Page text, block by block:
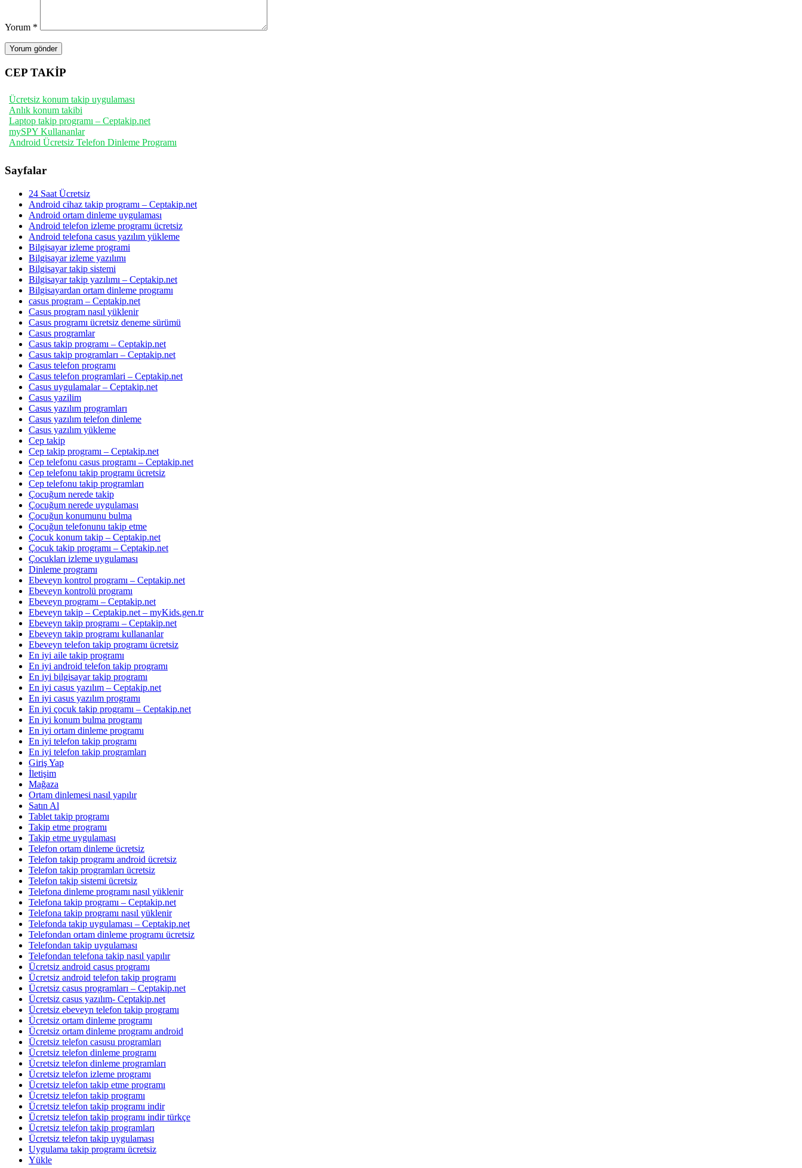
Yorum *
CEP TAKİP
Ücretsiz konum takip uygulaması
Anlık konum takibi
Laptop takip programı – Ceptakip.net
mySPY Kullananlar
Android Ücretsiz Telefon Dinleme Programı
Sayfalar
24 Saat Ücretsiz
Android cihaz takip programı – Ceptakip.net
Android ortam dinleme uygulaması
Android telefon izleme programı ücretsiz
Android telefona casus yazılım yükleme
Bilgisayar izleme programi
Bilgisayar izleme yazılımı
Bilgisayar takip sistemi
Bilgisayar takip yazılımı – Ceptakip.net
Bilgisayardan ortam dinleme programı
casus program – Ceptakip.net
Casus program nasıl yüklenir
Casus programı ücretsiz deneme sürümü
Casus programlar
Casus takip programı – Ceptakip.net
Casus takip programları – Ceptakip.net
Casus telefon programı
Casus telefon programlari – Ceptakip.net
Casus uygulamalar – Ceptakip.net
Casus yazilim
Casus yazılım programları
Casus yazılım telefon dinleme
Casus yazılım yükleme
Cep takip
Cep takip programı – Ceptakip.net
Cep telefonu casus programı – Ceptakip.net
Cep telefonu takip programı ücretsiz
Cep telefonu takip programları
Çocuğum nerede takip
Çocuğum nerede uygulaması
Çocuğun konumunu bulma
Çocuğun telefonunu takip etme
Çocuk konum takip – Ceptakip.net
Çocuk takip programı – Ceptakip.net
Çocukları izleme uygulaması
Dinleme programı
Ebeveyn kontrol programı – Ceptakip.net
Ebeveyn kontrolü programı
Ebeveyn programı – Ceptakip.net
Ebeveyn takip – Ceptakip.net – myKids.gen.tr
Ebeveyn takip programı – Ceptakip.net
Ebeveyn takip programı kullananlar
Ebeveyn telefon takip programı ücretsiz
En iyi aile takip programı
En iyi android telefon takip programı
En iyi bilgisayar takip programı
En iyi casus yazılım – Ceptakip.net
En iyi casus yazılım programı
En iyi çocuk takip programı – Ceptakip.net
En iyi konum bulma programı
En iyi ortam dinleme programı
En iyi telefon takip programı
En iyi telefon takip programları
Giriş Yap
İletişim
Mağaza
Ortam dinlemesi nasıl yapılır
Satın Al
Tablet takip programı
Takip etme programı
Takip etme uygulaması
Telefon ortam dinleme ücretsiz
Telefon takip programı android ücretsiz
Telefon takip programları ücretsiz
Telefon takip sistemi ücretsiz
Telefona dinleme programı nasıl yüklenir
Telefona takip programı – Ceptakip.net
Telefona takip programı nasıl yüklenir
Telefonda takip uygulaması – Ceptakip.net
Telefondan ortam dinleme programı ücretsiz
Telefondan takip uygulaması
Telefondan telefona takip nasıl yapılır
Ücretsiz android casus programı
Ücretsiz android telefon takip programı
Ücretsiz casus programları – Ceptakip.net
Ücretsiz casus yazılım- Ceptakip.net
Ücretsiz ebeveyn telefon takip programı
Ücretsiz ortam dinleme programı
Ücretsiz ortam dinleme programı android
Ücretsiz telefon casusu programları
Ücretsiz telefon dinleme programı
Ücretsiz telefon dinleme programları
Ücretsiz telefon izleme programı
Ücretsiz telefon takip etme programı
Ücretsiz telefon takip programı
Ücretsiz telefon takip programı indir
Ücretsiz telefon takip programı indir türkçe
Ücretsiz telefon takip programları
Ücretsiz telefon takip uygulaması
Uygulama takip programı ücretsiz
Yükle